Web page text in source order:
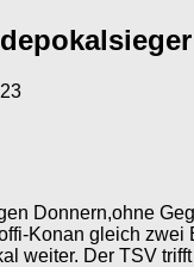
Donnern,ohne
Konan gleich
weiter. Der TSV